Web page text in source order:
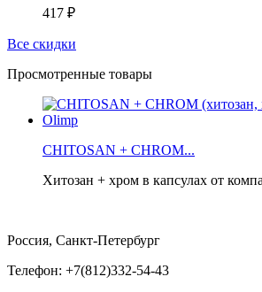
417 ₽
Все скидки
Просмотренные товары
CHITOSAN + CHROM...
Хитозан + хром в капсулах от
Россия, Санкт-Петербург
Телефон: +7(812)332-54-43